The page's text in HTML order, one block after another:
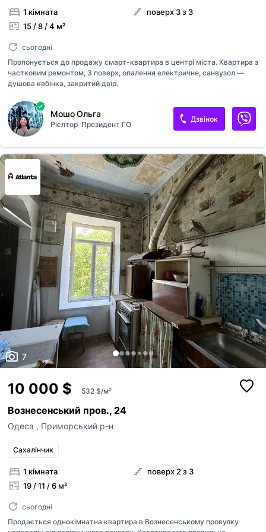
1 кімната
15 / 8 / 4 м²
поверх 3 з 3
сьогодні
Пропонується до продажу смарт-квартира в центрі міста. Квартира з
частковим ремонтом, 3 поверх, опалення електричне, санвузол —
душова кабінка, закритий двір.
Мошо Ольга
Рієлтор Президент ГО
Дзвінок
7
10 000 $ 532 $/м²
Вознесенський пров., 24
Одеса , Приморський р-н
Сахалінчик
1 кімната
19 / 11 / 6 м²
поверх 2 з 3
сьогодні
Продається однокімнатна квартира в Вознесенському провулку